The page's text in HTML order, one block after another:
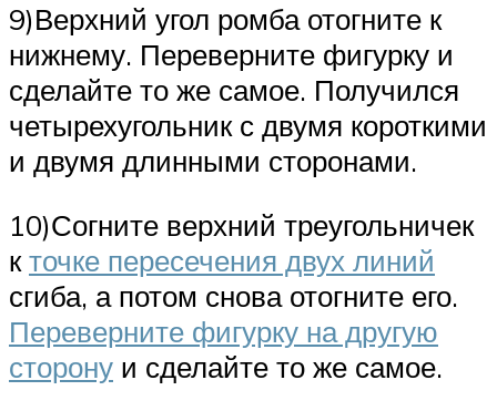
9)Верхний угол ромба отогните к
нижнему. Переверните фигурку и
сделайте то же самое. Получился
четырехугольник с двумя короткими
и двумя длинными сторонами.
10)Согните верхний треугольничек
кточке пересечения двух линий
сгиба, а потом снова отогните его.
Переверните фигурку на другую
сторону и сделайте то же самое.